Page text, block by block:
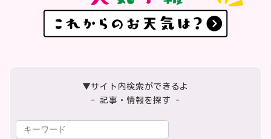
▼サイト内検索ができるよ
- 記事・情報を探す -